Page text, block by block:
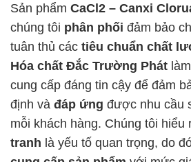
Sản phẩm CaCl2 – Canxi
chúng tôi phân phối đảm bảo
tuân thủ các tiêu chuẩn chất
Hóa chất Đắc Trường Phát
cung cấp đáng tin cậy để đảm
định và đáp ứng được nhu cầu
mỗi khách hàng. Chúng tôi hiểu
tranh là yếu tố quan trọng, do